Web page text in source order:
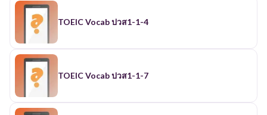
TOEIC Vocab ปวส1-1-4
TOEIC Vocab ปวส1-1-7